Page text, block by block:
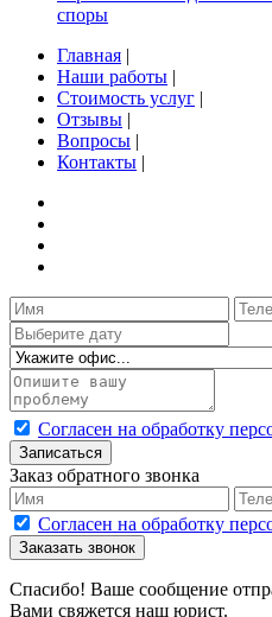
споры
Главная |
Наши работы |
Стоимость услуг |
Отзывы |
Вопросы |
Контакты |
Согласен на обработку
Записаться
Заказ обратного звонка
Согласен на обработку
Заказать звонок
Спасибо! Ваше сообщение
Вами свяжется наш юрист.